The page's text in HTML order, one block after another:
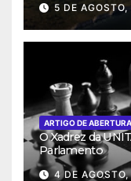
5 DE
ARTIGO DE ABERTURA
O Xadrez da
Parlamento
4 DE